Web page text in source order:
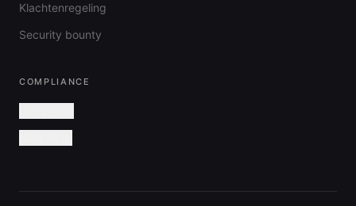
Klachtenregeling
Security bounty
COMPLIANCE